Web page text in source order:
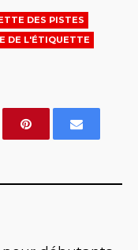
DES PISTES
DE L'ÉTIQUETTE